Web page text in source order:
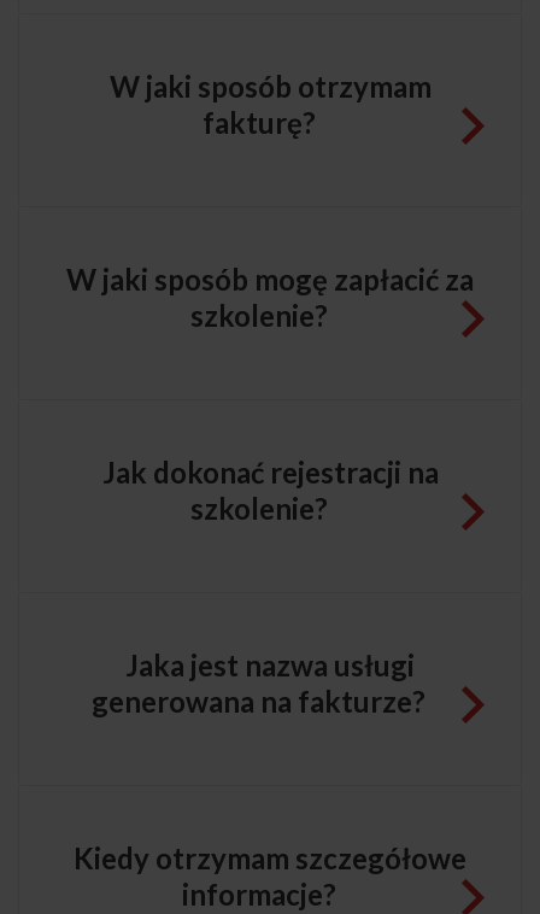
W jaki sposób otrzymam
fakturę?
W jaki sposób mogę zapłacić za
szkolenie?
Jak dokonać rejestracji na
szkolenie?
Jaka jest nazwa usługi
generowana na fakturze?
Kiedy otrzymam szczegółowe
informacje?